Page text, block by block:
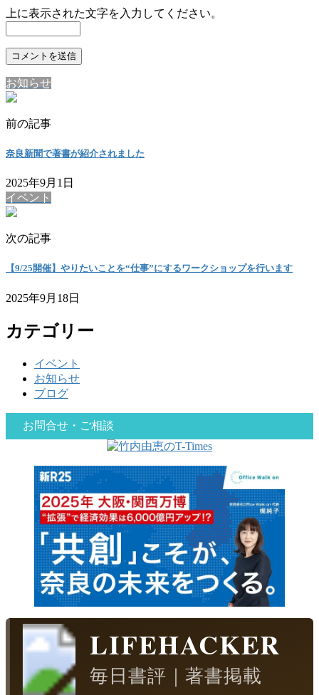
上に表示された文字を入力してください。
お知らせ
前の記事
奈良新聞で著書が紹介されました
2025年9月1日
イベント
次の記事
【9/25開催】やりたいことを“仕事”にするワークショップを行います
2025年9月18日
カテゴリー
イベント
お知らせ
ブログ
お問合せ・ご相談
LIFEHACKER
毎日書評｜著書掲載